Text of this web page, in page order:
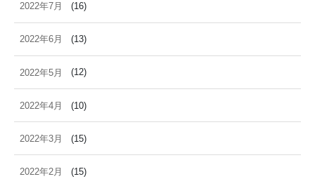
2022年7月 (16)
2022年6月 (13)
2022年5月 (12)
2022年4月 (10)
2022年3月 (15)
2022年2月 (15)